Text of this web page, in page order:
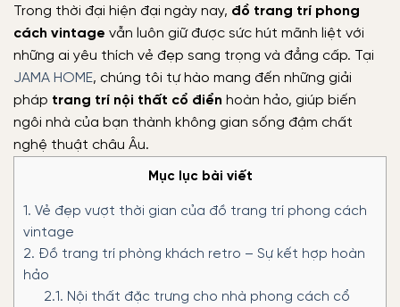
Trong thời đại hiện đại ngày nay, đồ trang trí phong
cách vintage vẫn luôn giữ được sức hút mãnh liệt với
những ai yêu thích vẻ đẹp sang trọng và đẳng cấp. Tại
JAMA HOME, chúng tôi tự hào mang đến những giải
pháp trang trí nội thất cổ điển hoàn hảo, giúp biến
ngôi nhà của bạn thành không gian sống đậm chất
nghệ thuật châu Âu.
Mục lục bài viết
1. Vẻ đẹp vượt thời gian của đồ trang trí phong cách
vintage
2. Đồ trang trí phòng khách retro – Sự kết hợp hoàn
hảo
2.1. Nội thất đặc trưng cho nhà phong cách cổ